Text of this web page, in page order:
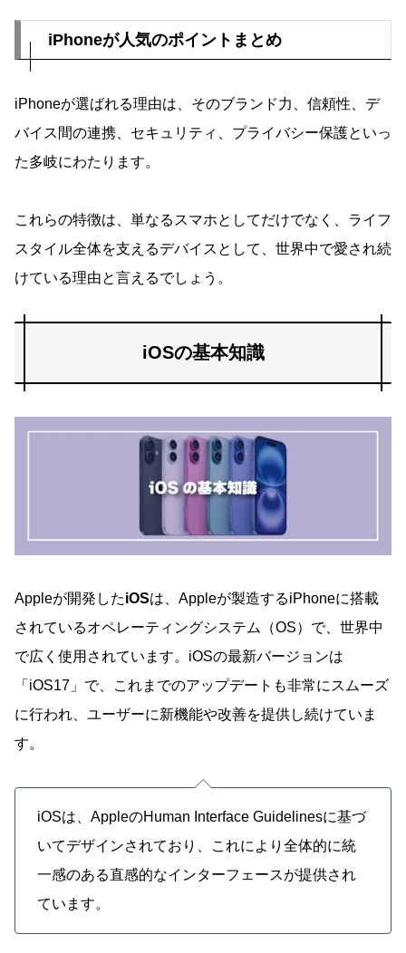
iPhoneが人気のポイントまとめ
iPhoneが選ばれる理由は、そのブランド力、信頼性、デ
バイス間の連携、セキュリティ、プライバシー保護といっ
た多岐にわたります。
これらの特徴は、単なるスマホとしてだけでなく、ライフ
スタイル全体を支えるデバイスとして、世界中で愛され続
けている理由と言えるでしょう。
iOSの基本知識
Appleが開発したiOSは、Appleが製造するiPhoneに搭載
されているオペレーティングシステム（OS）で、世界中
で広く使用されています。iOSの最新バージョンは
「iOS17」で、これまでのアップデートも非常にスムーズ
に行われ、ユーザーに新機能や改善を提供し続けていま
す。
iOSは、AppleのHuman Interface Guidelinesに基づ
いてデザインされており、これにより全体的に統
一感のある直感的なインターフェースが提供され
ています。